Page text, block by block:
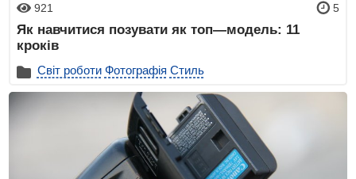
921 5
Як навчитися позувати як топ—модель: 11
кроків
Світ роботи Фотографія Стиль